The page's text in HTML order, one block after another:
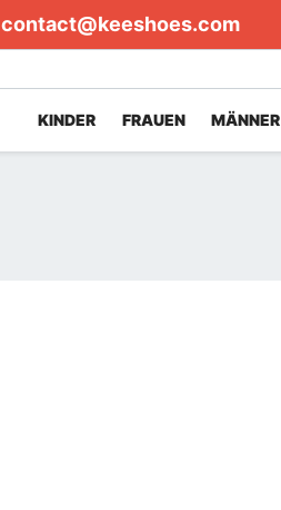
contact@keeshoes.com
KINDER FRAUEN MÄNNER